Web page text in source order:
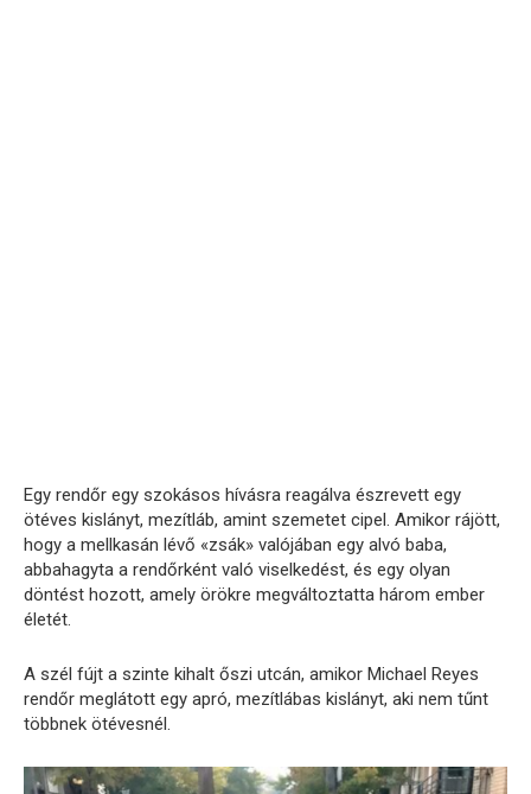
Egy rendőr egy szokásos hívásra reagálva észrevett egy
ötéves kislányt, mezítláb, amint szemetet cipel. Amikor rájött,
hogy a mellkasán lévő «zsák» valójában egy alvó baba,
abbahagyta a rendőrként való viselkedést, és egy olyan
döntést hozott, amely örökre megváltoztatta három ember
életét.
A szél fújt a szinte kihalt őszi utcán, amikor Michael Reyes
rendőr meglátott egy apró, mezítlábas kislányt, aki nem tűnt
többnek ötévesnél.